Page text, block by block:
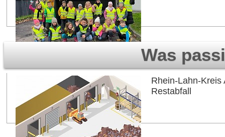
Was
Rhein-Lahn-Kreis
Restabfall